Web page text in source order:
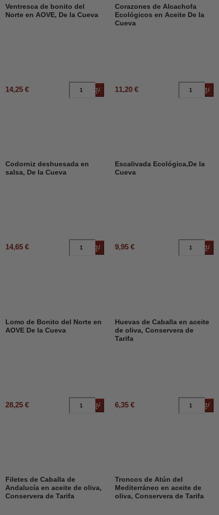
Ventresca de bonito del
Norte en AOVE, De la Cueva
14,25 € Añadir al carrito
Corazones de Alcachofa
Ecológicos en Aceite De la
Cueva
11,20 €
Codorniz deshuesada en
salsa, De la Cueva
14,65 € Añadir al carrito
Escalivada Ecológica,De la
Cueva
9,95 €
Lomo de Bonito del Norte en
AOVE De la Cueva
28,25 € Añadir al carrito
Huevas de Caballa en aceite
de oliva, Conservera de
Tarifa
6,35 €
Filetes de Caballa de
Andalucía en aceite de oliva,
Conservera de Tarifa
Troncos de Atún del
Mediterráneo en aceite de
oliva, Conservera de Tarifa